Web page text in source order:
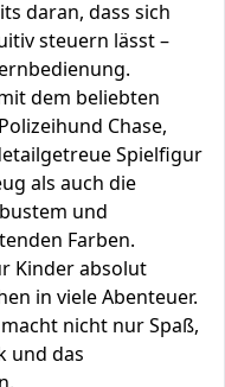
daran, dass sich
steuern lässt –
dem beliebten
Chase,
Spielfigur
als auch die
und
Farben.
Kinder absolut
in viele Abenteuer.
nicht nur Spaß,
und das